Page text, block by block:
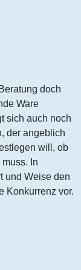
doch
Ware
sich auch noch
der angeblich
will, ob
In
und Weise den
Konkurrenz vor.